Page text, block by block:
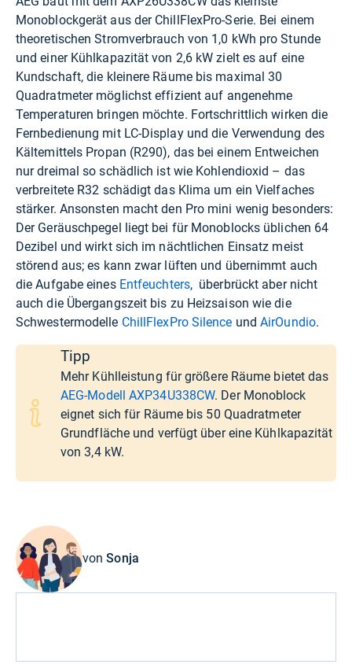
Monoblockgerät aus der ChillFlexPro-Serie. Bei einem
theoretischen Stromverbrauch von 1,0 kWh pro Stunde
und einer Kühlkapazität von 2,6 kW zielt es auf eine
Kundschaft, die kleinere Räume bis maximal 30
Quadratmeter möglichst effizient auf angenehme
Temperaturen bringen möchte. Fortschrittlich wirken die
Fernbedienung mit LC-Display und die Verwendung des
Kältemittels Propan (R290), das bei einem Entweichen
nur dreimal so schädlich ist wie Kohlendioxid – das
verbreitete R32 schädigt das Klima um ein Vielfaches
stärker. Ansonsten macht den Pro mini wenig besonders:
Der Geräuschpegel liegt bei für Monoblocks üblichen 64
Dezibel und wirkt sich im nächtlichen Einsatz meist
störend aus; es kann zwar lüften und übernimmt auch
die Aufgabe eines Entfeuchters, überbrückt aber nicht
auch die Übergangszeit bis zu Heizsaison wie die
Schwestermodelle ChillFlexPro Silence undAirOundio.
Tipp
Mehr Kühlleistung für größere Räume bietet das
AEG-Modell AXP34U338CW. Der Monoblock
eignet sich für Räume bis 50 Quadratmeter
Grundfläche und verfügt über eine Kühlkapazität
von 3,4 kW.
vonSonja